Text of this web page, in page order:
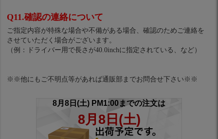
Q11.確認の連絡について
ご指定内容が特殊な場合や不備がある場合、確認のためご連絡を
させていただく場合がございます。
（例：ドライバー用で長さが40.0inchに指定されている、など）
※※他にもご不明点等があれば通販部までお問合せ下さい※※